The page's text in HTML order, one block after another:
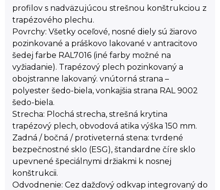
profilov s nadväzujúcou strešnou konštrukciou z
trapézového plechu.
Povrchy: Všetky oceľové, nosné diely sú žiarovo
pozinkované a práškovo lakované v antracitovo
šedej farbe RAL7016 (iné farby možné na
vyžiadanie). Trapézový plech pozinkovaný a
obojstranne lakovaný. vnútorná strana –
polyester šedo-biela, vonkajšia strana RAL 9002
šedo-biela.
Strecha: Plochá strecha, strešná krytina
trapézový plech, obvodová atika výška 150 mm.
Zadná / bočná / protiveterná stena: tvrdené
bezpečnostné sklo (ESG), štandardne číre sklo
upevnené špeciálnymi držiakmi k nosnej
konštrukcii.
Odvodnenie: Cez dažďový odkvap integrovaný do